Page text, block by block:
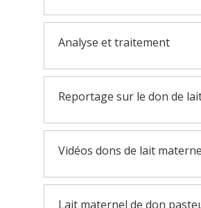
Analyse et traitement
Reportage sur le don de
Vidéos dons de lait
Lait maternel de don